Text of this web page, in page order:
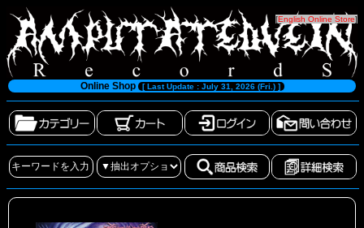
[English Online Store]
Online Shop [ Last Update : July 31, 2026 (Fri.) ]